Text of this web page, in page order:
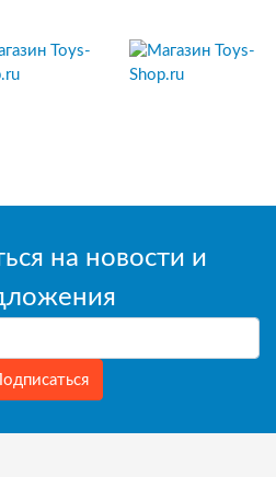
на новости и
Подписаться